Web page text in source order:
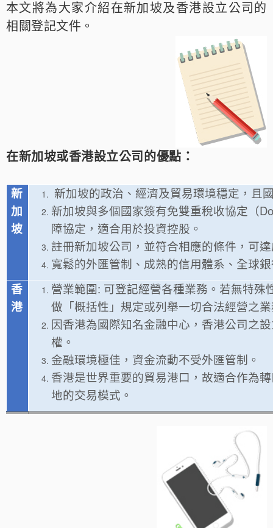
本文將為大家介紹在新加坡及香港設立公司的
相關登記文件。
在新加坡或香港設立公司的優點：
新
加
坡
新加坡的政治、經濟及貿易環境穩定，且
新加坡與多個國家簽有免雙重稅收協定（
障協定，適合用於投資控股。
註冊新加坡公司，並符合相應的條件，可
寬鬆的外匯管制、成熟的信用體系、全球
香
港
營業範圍: 可登記經營各種業務。若無特殊
做「概括性」規定或列舉一切合法經營之
因香港為國際知名金融中心，香港公司之
權。
金融環境極佳，資金流動不受外匯管制。
香港是世界重要的貿易港口，故適合作為
地的交易模式。